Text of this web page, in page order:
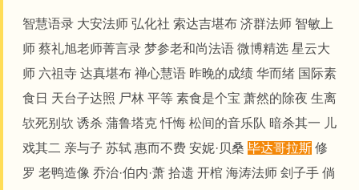
智慧语录 大安法师 弘化社 索达吉堪布 济群法师 智敏上
师 蔡礼旭老师菁言录 梦参老和尚法语 微博精选 星云大
师 六祖寺 达真堪布 禅心慧语 昨晚的成绩 华而绪 国际素
食日 天台子达照 尸林 平等 素食是个宝 萧然的除夜 生离
欤死别欤 诱杀 蒲鲁塔克 忏悔 松间的音乐队 暗杀其一 儿
戏其二 亲与子 苏轼 惠而不费 安妮·贝桑 毕达哥拉斯 修
罗 老鸭造像 乔治·伯内·萧 拾遗 开棺 海涛法师 刽子手 倘